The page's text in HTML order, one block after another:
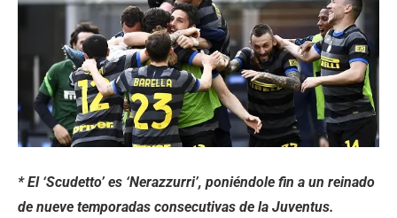
* El ‘Scudetto’ es ‘Nerazzurri’, poniéndole fin a un reinado
de nueve temporadas consecutivas de la Juventus.